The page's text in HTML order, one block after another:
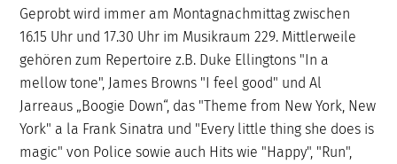
Geprobt wird immer am Montagnachmittag zwischen
16.15 Uhr und 17.30 Uhr im Musikraum 229. Mittlerweile
gehören zum Repertoire z.B. Duke Ellingtons "In a
mellow tone", James Browns "I feel good" und Al
Jarreaus „Boogie Down“, das "Theme from New York, New
York" a la Frank Sinatra und "Every little thing she does is
magic" von Police sowie auch Hits wie "Happy", "Run",